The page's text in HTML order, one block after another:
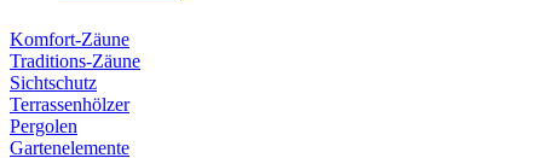
Komfort-Zäune
Traditions-Zäune
Sichtschutz
Terrassenhölzer
Pergolen
Gartenelemente